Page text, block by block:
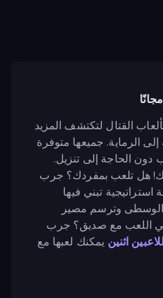
القتال لتكتشف المزيد
الرماية. جميعها متوفرة
دون الحاجة إلى تنزيل.
هل تلعب بمفردك؟ جرب
استراتيجية تبني فيها
الوسطى وترسم مصير
اللعب مع صديق؟ جرب
اثنين يمكنك لعبها مع